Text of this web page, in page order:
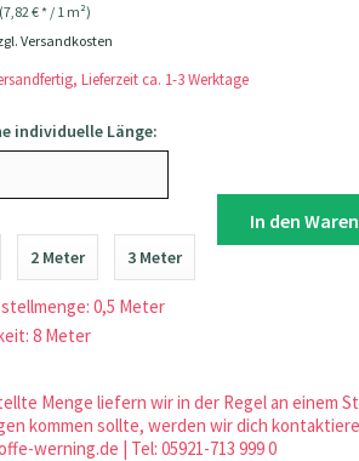
(7,82 € * / 1 m²)
Versandkosten
Lieferzeit ca. 1-3 Werktage
individuelle Länge:
2 Meter 3 Meter
0,5 Meter
8 Meter
In den
Menge liefern wir in der Regel an einem
kommen sollte, werden wir dich
werning.de | Tel: 05921-713 999 0